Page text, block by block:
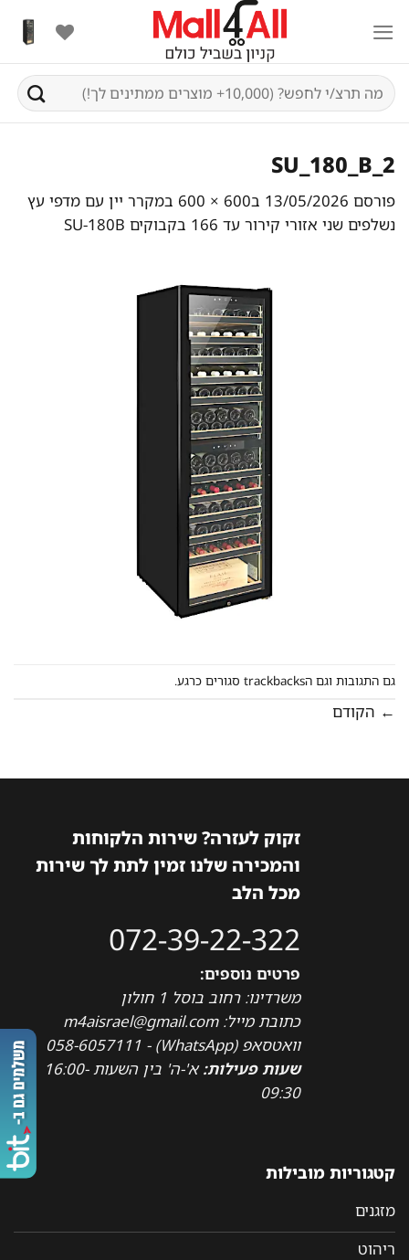
content
חיפוש
עבור:
SU_180_B_2
פורסם 13/05/2026 ב600 × 600 במקרר יין עם מדפי עץ
נשלפים שני אזורי קירור עד 166 בקבוקים SU-180B
גם התגובות וגם הtrackbacks סגורים כרגע.
← הקודם
זקוק לעזרה? שירות הלקוחות
והמכירה שלנו זמין לתת לך שירות
מכל הלב
072-39-22-322
פרטים נוספים:
משרדינו: רחוב בוסל 1 חולון
כתובת מייל: m4aisrael@gmail.com
וואטסאפ (WhatsApp) - 058-6057111
שעות פעילות:
א'-ה' בין השעות 16:00-
09:30
קטגוריות מובילות
מזגנים
ריהוט